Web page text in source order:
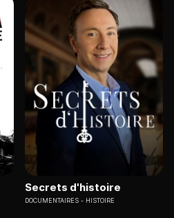
Secrets d'histoire
DOCUMENTAIRES HISTOIRE